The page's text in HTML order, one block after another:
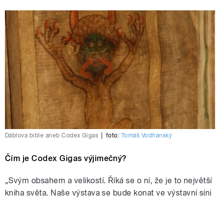
Ďáblova bible aneb Codex Gigas foto: Tomáš Vodňanský
Čím je Codex Gigas výjimečný?
„Svým obsahem a velikostí. Říká se o ní, že je to největší
kniha světa. Naše výstava se bude konat ve výstavní síni